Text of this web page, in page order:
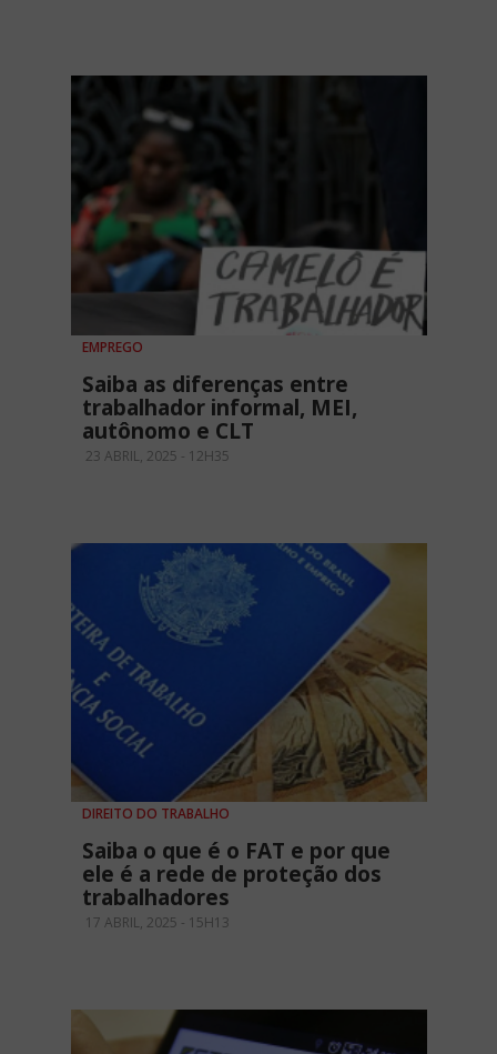
EMPREGO
Saiba as diferenças entre
trabalhador informal, MEI,
autônomo e CLT
23 ABRIL, 2025 - 12H35
DIREITO DO TRABALHO
Saiba o que é o FAT e por que
ele é a rede de proteção dos
trabalhadores
17 ABRIL, 2025 - 15H13